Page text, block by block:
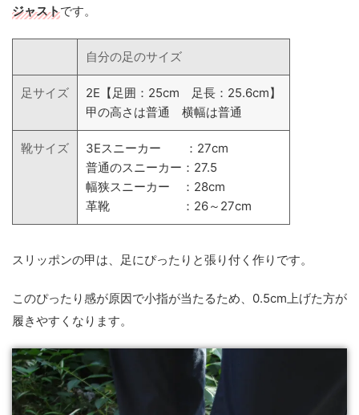
ジャストです。
自分の足のサイズ
足サイズ
2E【足囲：25cm 足長：25.6cm】
甲の高さは普通 横幅は普通
靴サイズ
3Eスニーカー ：27cm
普通のスニーカー：27.5
幅狭スニーカー ：28cm
革靴 ：26～27cm
スリッポンの甲は、足にぴったりと張り付く作りです。
このぴったり感が原因で小指が当たるため、0.5cm上げた方が
履きやすくなります。